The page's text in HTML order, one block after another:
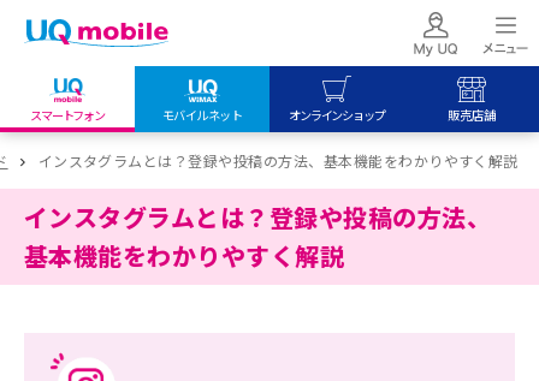
スマートフォン モバイルネット オンラインショップ 販売店舗
my UQ WiMAX
UQ WiMAX ご契約の方
My UQ mobile
UQ mobile ご契約の方
UQ mobile
オンラインショップ
UQ WiMAX
オンラインショップ
UQ mobile
販売店舗
UQ WiMAX
販売店舗
インスタグラムとは？登録や投稿の方法、基本機能をわかりやすく解説
インスタグラムとは？登録や投稿の方法、
基本機能をわかりやすく解説